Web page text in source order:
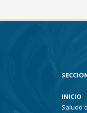
INICIO
Saludo